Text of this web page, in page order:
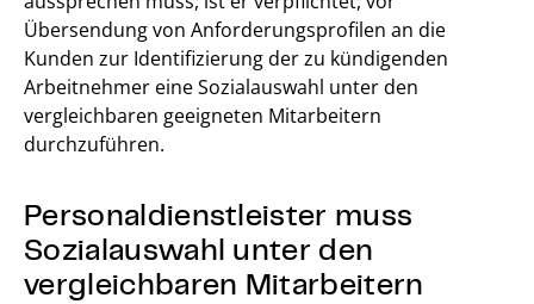
Übersendung von Anforderungsprofilen an die
Kunden zur Identifizierung der zu kündigenden
Arbeitnehmer eine Sozialauswahl unter den
vergleichbaren geeigneten Mitarbeitern
durchzuführen.
Personaldienstleister muss
Sozialauswahl unter den
vergleichbaren Mitarbeitern